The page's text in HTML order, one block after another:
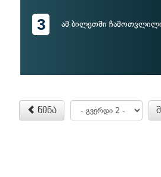
3 ამ ბილეთში
წინა